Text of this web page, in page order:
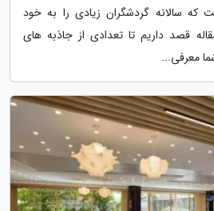
که سالانه گردشگران زیادی را به خود
قصد داریم تا تعدادی از جاذبه های
معرفی...